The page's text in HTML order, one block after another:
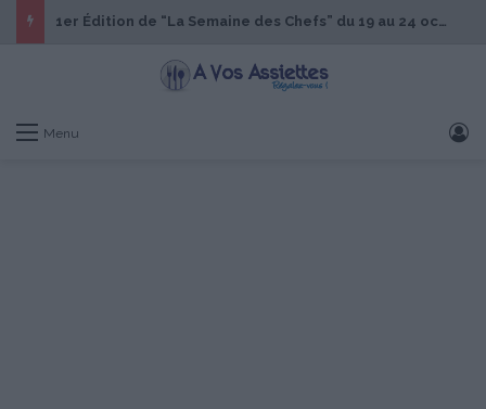
1er Édition de “La Semaine des Chefs” du 19 au 24 octobre 2026
Menu